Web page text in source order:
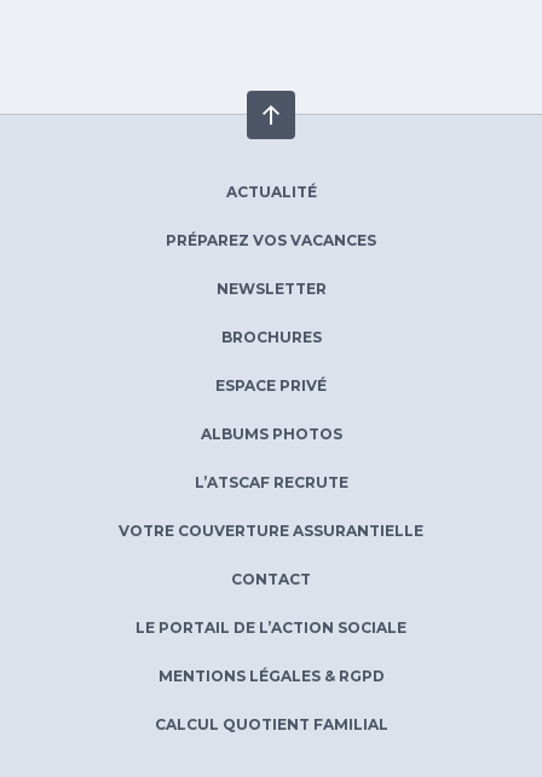
ACTUALITÉ
PRÉPAREZ VOS VACANCES
NEWSLETTER
BROCHURES
ESPACE PRIVÉ
ALBUMS PHOTOS
L’ATSCAF RECRUTE
VOTRE COUVERTURE ASSURANTIELLE
CONTACT
LE PORTAIL DE L’ACTION SOCIALE
MENTIONS LÉGALES & RGPD
CALCUL QUOTIENT FAMILIAL